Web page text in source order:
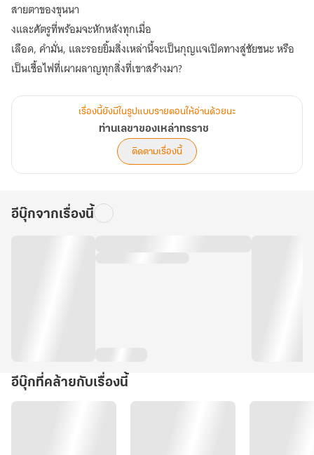
สายตาของขุนนา
งและศัตรูที่พร้อมจะหักหลังทุกเมื่อ
เลือด, คำมั่น, และรอยยิ้มสิ่งเหล่านี้จะเป็นกุญแจเปิดทางสู่ชัยชนะ หรือ
เป็นเชื้อไฟที่เผาผลาญทุกสิ่งที่เขาสร้างมา?
เรื่องนี้ยังมีในรูปแบบรายตอนให้อ่านด้วยนะ
ท่านเลขาของเหล่าทรราช
ติดตามเรื่องนี้
อีบุ๊กจากเรื่องนี้
อีบุ๊กที่คล้ายกับเรื่องนี้